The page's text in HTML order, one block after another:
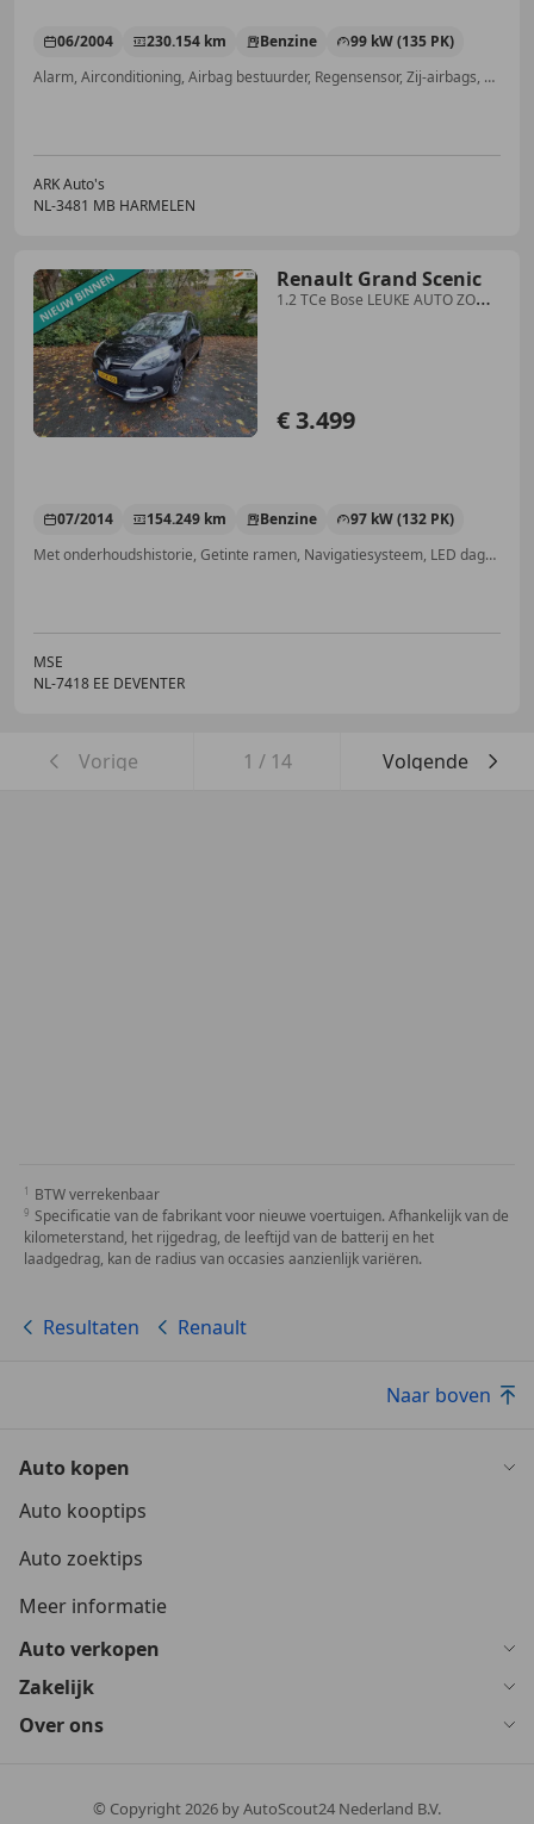
06/2004 230.154 km Benzine
99 kW (135 PK)
Alarm, Airconditioning, Airbag bestuurder, Regensensor, Zij-airbags, Automatische klimaatregeling, Startonderbreker, Elektrische ramen
ARK Auto's
NL-3481 MB HARMELEN
Renault Grand Scenic
1.2 TCe Bose LEUKE AUTO ZO
€ 3.499
07/2014 154.249 km Benzine
97 kW (132 PK)
Met onderhoudshistorie, Getinte ramen, Navigatiesysteem, LED dagrijverlichting, Lichtmetalen velgen, Startonderbreker, Regensensor, Dakrails
MSE
NL-7418 EE DEVENTER
Vorige 1 / 14 Volgende
BTW verrekenbaar
Specificatie van de fabrikant voor nieuwe voertuigen. Afhankelijk van de
kilometerstand, het rijgedrag, de leeftijd van de batterij en het
laadgedrag, kan de radius van occasies aanzienlijk variëren.
Resultaten Renault
Naar boven
Auto kopen
Auto kooptips
Auto zoektips
Meer informatie
Auto verkopen
Zakelijk
Over ons
© Copyright2026 by AutoScout24 Nederland B.V.